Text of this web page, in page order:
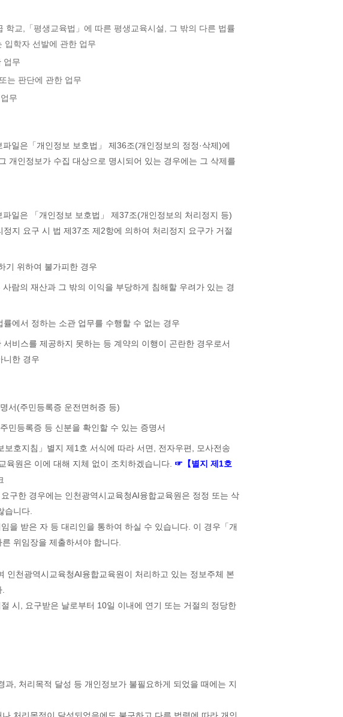
학교,「평생교육법」에 따른 평생교육시설, 그 밖의 다른 법률
입학자 선발에 관한 업무
업무
는 판단에 관한 업무
무
일은「개인정보 보호법」 제36조(개인정보의 정정·삭제)에
개인정보가 수집 대상으로 명시되어 있는 경우에는 그 삭제를
일은 「개인정보 보호법」 제37조(개인정보의 처리정지 등)
지 요구 시 법 제37조 제2항에 의하여 처리정지 요구가 거절
기 위하여 불가피한 경우
람의 재산과 그 밖의 이익을 부당하게 침해할 우려가 있는 경
에서 정하는 소관 업무를 수행할 수 없는 경우
비스를 제공하지 못하는 등 계약의 이행이 곤란한 경우로서
니한 경우
서(주민등록증 운전면허증 등)
민등록증 등 신분을 확인할 수 있는 증명서
호지침」별지 제1호 서식에 따라 서면, 전자우편, 모사전송
육원은 이에 대해 지체 없이 조치하겠습니다. ☞【별지 제1호
구한 경우에는 인천광역시교육청AI융합교육원은 정정 또는 삭
습니다.
을 받은 자 등 대리인을 통하여 하실 수 있습니다. 이 경우「개
위임장을 제출하셔야 합니다.
천광역시교육청AI융합교육원이 처리하고 있는 정보주체 본
.
시, 요구받은 날로부터 10일 이내에 연기 또는 거절의 정당한
, 처리목적 달성 등 개인정보가 불필요하게 되었을 때에는 지